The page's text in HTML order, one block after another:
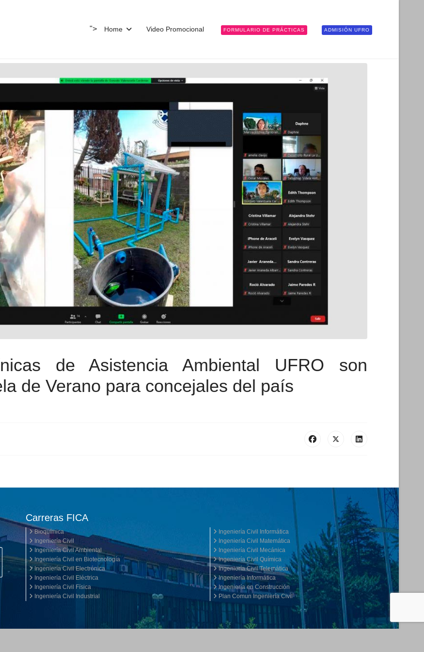
"> Home Video Promocional FORMULARIO DE PRÁCTICAS ADMISIÓN UFRO
de Asistencia Ambiental UFRO son
de Verano para concejales del país
Carreras FICA
Bioquímica
Ingeniería Civil
Ingeniería Civil Ambiental
Ingeniería Civil en Biotecnología
Ingeniería Civil Electrónica
Ingeniería Civil Eléctrica
Ingeniería Civil Física
Ingeniería Civil Industrial
Ingeniería Civil Informática
Ingeniería Civil Matemática
Ingeniería Civil Mecánica
Ingeniería Civil Química
Ingeniería Civil Telemática
Ingeniería Informática
Ingeniería en Construcción
Plan Comun Ingeniería Civil